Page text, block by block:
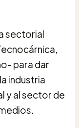
sectorial
para dar
industria
y al sector de